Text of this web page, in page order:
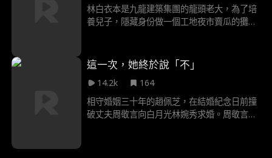
豪推向高位，最終秦小豪和蘇晚晚有情人終成
眷屬
林白衣本是九龍建築集團的龍頭老大，為了培
養兒子，隱藏身份做一個工地夜市賣瓜的攤
扈，仗著自己老爹有點社會地位，到處欺男霸
女。詹海欺負到了林山頭上，搶了林山的女
友，打壓林山，關鍵之際，林白衣到場，爆出
自己高身份，卻依舊被詹海打壓，詹海並不認
識林白衣，直到詹海的父親詹峰到場……
這一次，她終於說「不」
14.2k
164
相守婚姻三十年的趙佩芝，在結婚紀念日前撞
破丈夫周敬言向白月光林婉秀求婚。周敬言以